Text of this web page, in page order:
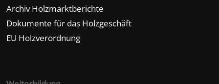
Archiv Holzmarktberichte
Dokumente für das Holzgeschäft
EU Holzverordnung